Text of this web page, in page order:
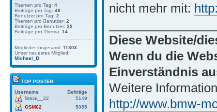
Themen pro Tag: 4
Beiträge pro Tag: 48
Benutzer pro Tag: 2
Themen pro Benutzer: 2
Beiträge pro Benutzer: 29
Beiträge pro Thema: 14
Mitglieder insgesamt: 11303
Unser neuestes Mitglied:
Michael_D
TOP POSTER
Username
Beiträge
Steini__22
5149
OSM62
5065
nicht mehr mit:
Diese Website/
Wenn du die
Einverständnis
Weitere
http://www.bmw-